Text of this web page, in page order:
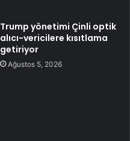
Trump yönetimi Çinli optik
alıcı-vericilere kısıtlama
getiriyor
Ağustos 5, 2026